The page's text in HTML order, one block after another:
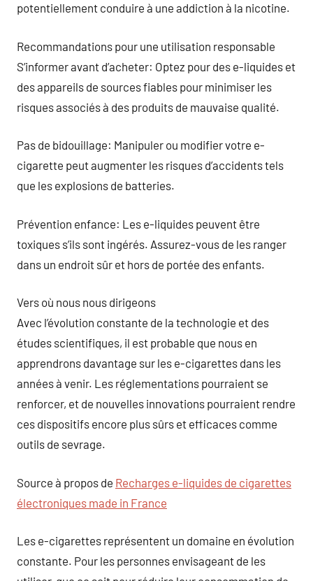
potentiellement conduire à une addiction à la nicotine.
Recommandations pour une utilisation responsable
S’informer avant d’acheter: Optez pour des e-liquides et
des appareils de sources fiables pour minimiser les
risques associés à des produits de mauvaise qualité.
Pas de bidouillage: Manipuler ou modifier votre e-
cigarette peut augmenter les risques d’accidents tels
que les explosions de batteries.
Prévention enfance: Les e-liquides peuvent être
toxiques s’ils sont ingérés. Assurez-vous de les ranger
dans un endroit sûr et hors de portée des enfants.
Vers où nous nous dirigeons
Avec l’évolution constante de la technologie et des
études scientifiques, il est probable que nous en
apprendrons davantage sur les e-cigarettes dans les
années à venir. Les réglementations pourraient se
renforcer, et de nouvelles innovations pourraient rendre
ces dispositifs encore plus sûrs et efficaces comme
outils de sevrage.
Source à propos de Recharges e-liquides de cigarettes
électroniques made in France
Les e-cigarettes représentent un domaine en évolution
constante. Pour les personnes envisageant de les